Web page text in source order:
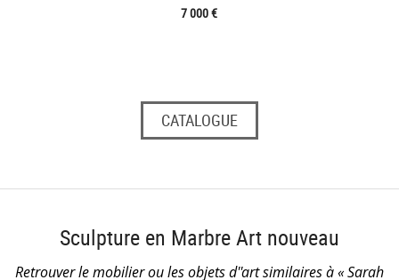
7 000 €
CATALOGUE
Sculpture en Marbre Art nouveau
Retrouver le mobilier ou les objets d''art similaires à « Sarah